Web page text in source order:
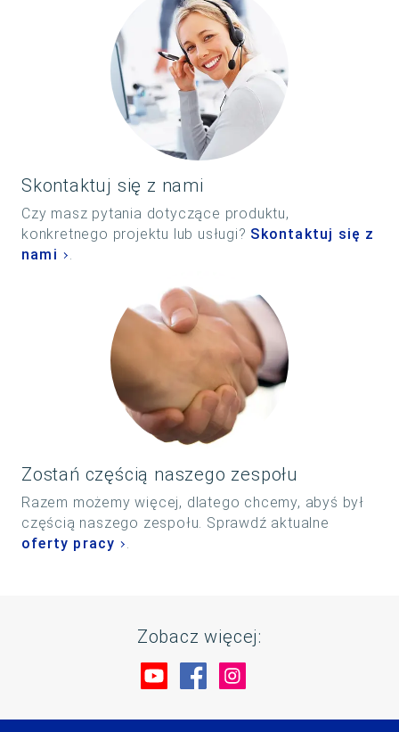
Skontaktuj się z nami
Czy masz pytania dotyczące produktu,
konkretnego projektu lub usługi? Skontaktuj się z
nami
.
Zostań częścią naszego zespołu
Razem możemy więcej, dlatego chcemy, abyś był
częścią naszego zespołu. Sprawdź aktualne
oferty pracy
.
Zobacz więcej:
Odwiedź nas na YouTube
Odwiedź nas na